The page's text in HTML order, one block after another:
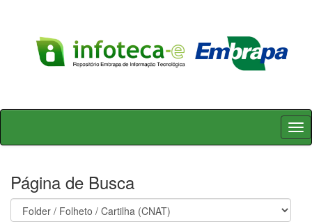
Skip
Página de Busca